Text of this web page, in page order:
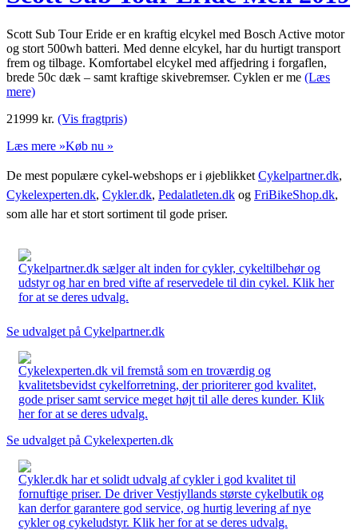
Scott Sub Tour Eride er en kraftig elcykel med Bosch Active motor
og stort 500wh batteri. Med denne elcykel, har du hurtigt transport
frem og tilbage. Komfortabel elcykel med affjedring i forgaflen,
brede 50c dæk – samt kraftige skivebremser. Cyklen er me (Læs
mere)
21999 kr. (Vis fragtpris)
Læs mere »Køb nu »
De mest populære cykel-webshops er i øjeblikket Cykelpartner.dk,
Cykelexperten.dk, Cykler.dk, Pedalatleten.dk og FriBikeShop.dk,
som alle har et stort sortiment til gode priser.
Cykelpartner.dk sælger alt inden for cykler, cykeltilbehør og
udstyr og har en bred vifte af reservedele til din cykel. Klik her
for at se deres udvalg.
Se udvalget på Cykelpartner.dk
Cykelexperten.dk vil fremstå som en troværdig og
kvalitetsbevidst cykelforretning, der prioriterer god kvalitet,
gode priser samt service meget højt til alle deres kunder. Klik
her for at se deres udvalg.
Se udvalget på Cykelexperten.dk
Cykler.dk har et solidt udvalg af cykler i god kvalitet til
fornuftige priser. De driver Vestjyllands største cykelbutik og
kan derfor garantere god service, og hurtig levering af nye
cykler og cykeludstyr. Klik her for at se deres udvalg.